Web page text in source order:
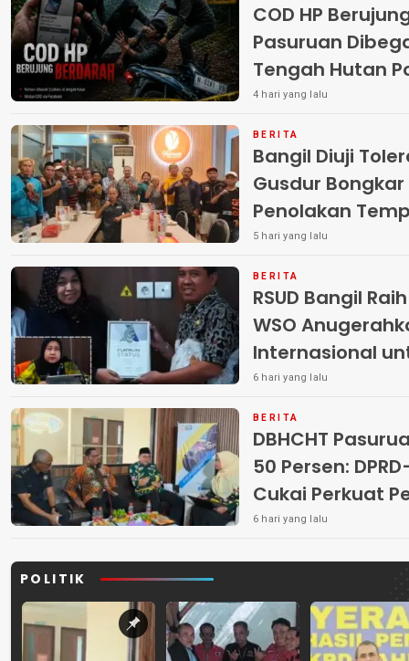
COD HP
Pasuruan
Tengah Hutan Polisi Buru Tiga
Pelaku
4 hari yang lalu
BERITA
Bangil Diuji
Gusdur
Penolakan
5 hari yang lalu
BERITA
RSUD Bangil
WSO
Internasional
6 hari yang lalu
BERITA
DBHCHT
50 Persen:
Cukai Perkuat
Peredaran
6 hari yang lalu
POLITIK